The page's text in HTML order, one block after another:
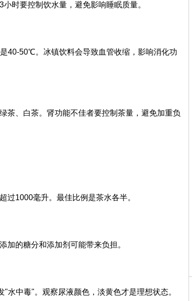
时要控制饮水量，避免影响睡眠质量。
40-50℃。冰镇饮料会导致血管收缩，影响消化功
茶、白茶。肾功能不佳者要控制茶量，避免加重负
过1000毫升。最佳比例是茶水各半。
加的糖分和添加剂可能带来负担。
水中毒"。观察尿液颜色，淡黄色才是理想状态。